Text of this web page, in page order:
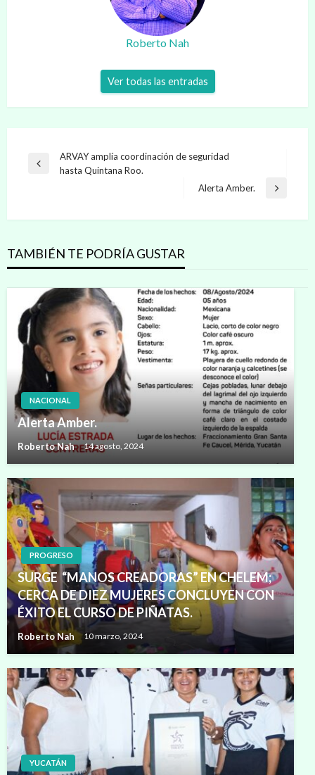
Roberto Nah
Ver todas las entradas
Navegación
Entrada
ARVAY amplía coordinación de seguridad
hasta Quintana Roo.
Entrada
Alerta Amber.
TAMBIÉN TE PODRÍA GUSTAR
NACIONAL
Alerta Amber.
Roberto Nah 14 agosto, 2024
PROGRESO
SURGE “MANOS CREADORAS” EN CHELEM;
CERCA DE DIEZ MUJERES CONCLUYEN CON
ÉXITO EL CURSO DE PIÑATAS.
Roberto Nah 10 marzo, 2024
YUCATÁN